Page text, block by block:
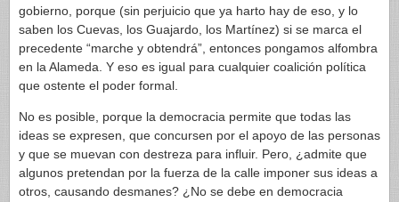
gobierno, porque (sin perjuicio que ya harto hay de eso, y lo
saben los Cuevas, los Guajardo, los Martínez) si se marca el
precedente “marche y obtendrá”, entonces pongamos alfombra
en la Alameda. Y eso es igual para cualquier coalición política
que ostente el poder formal.
No es posible, porque la democracia permite que todas las
ideas se expresen, que concursen por el apoyo de las personas
y que se muevan con destreza para influir. Pero, ¿admite que
algunos pretendan por la fuerza de la calle imponer sus ideas a
otros, causando desmanes? ¿No se debe en democracia